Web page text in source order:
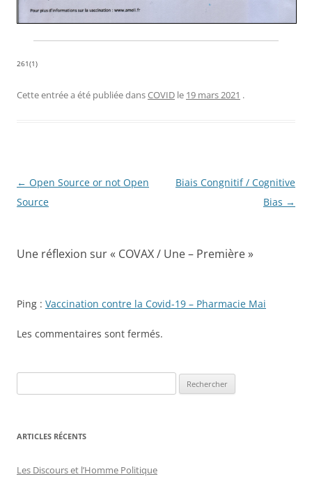
261(1)
Cette entrée a été publiée dansCOVID le 19 mars 2021 .
Navigation
des
← Open Source or not Open
Source
Biais Congnitif / Cognitive
Bias →
Une réflexion sur « COVAX / Une – Première»
Ping : Vaccination contre la Covid-19 – Pharmacie Mai
Les commentaires sont fermés.
e
h
r
ARTICLES RÉCENTS
Les Discours et l’Homme Politique